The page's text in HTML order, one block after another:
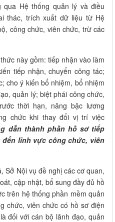
Hệ thống quản lý và điều
thác, trích xuất dữ liệu từ Hệ
công chức, viên chức, trừ các
này gồm: tiếp nhận vào làm
tiếp nhận, chuyển công tác;
cho ý kiến bổ nhiệm, bổ nhiệm
quản lý; biệt phái công chức,
thời hạn, nâng bậc lương
chức khi thay đổi vị trí việc
dẫn thành phần hồ sơ tiếp
lĩnh vực công chức, viên
Sở Nội vụ đề nghị các cơ quan,
cập nhật, bổ sung đầy đủ hồ
trên hệ thống phần mềm quản
chức, viên chức có hồ sơ điện
đối với cán bộ lãnh đạo, quản